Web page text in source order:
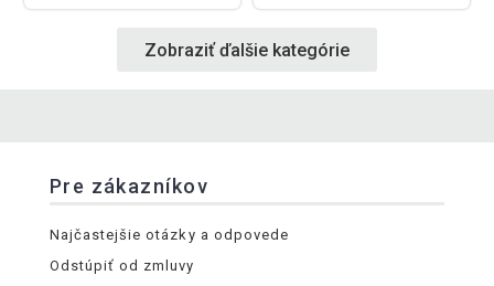
Zobraziť ďalšie kategórie
Pre zákazníkov
Najčastejšie otázky a odpovede
Odstúpiť od zmluvy